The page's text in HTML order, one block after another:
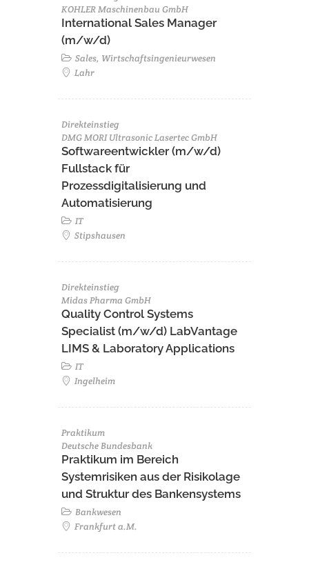
KOHLER Maschinenbau GmbH
International Sales Manager
(m/w/d)
Sales, Wirtschaftsingenieurwesen
Lahr
Direkteinstieg
DMG MORI Ultrasonic Lasertec GmbH
Softwareentwickler (m/w/d)
Fullstack für
Prozessdigitalisierung und
Automatisierung
IT
Stipshausen
Direkteinstieg
Midas Pharma GmbH
Quality Control Systems
Specialist (m/w/d) LabVantage
LIMS & Laboratory Applications
IT
Ingelheim
Praktikum
Deutsche Bundesbank
Praktikum im Bereich
Systemrisiken aus der Risikolage
und Struktur des Bankensystems
Bankwesen
Frankfurt a.M.